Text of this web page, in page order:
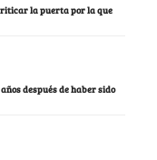
la puerta por la que
después de haber sido